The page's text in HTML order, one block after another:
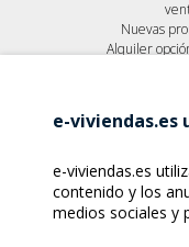
Nuevas
Alquiler
Entra en tu cuenta
Destaca tu
Entérate de los
e-viviendas.es
e-viviendas.es
contenido y los
medios sociales y